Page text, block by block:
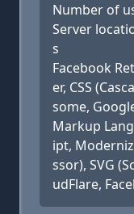
Number of
Server
s
Facebook
er, CSS
some,
Markup
ipt,
ssor), SVG
udFlare,